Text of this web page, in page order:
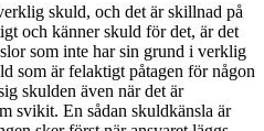
skuld, och det är skillnad på
och känner skuld för det, är det
som inte har sin grund i verklig
som är felaktigt påtagen för någon
skulden även när det är
svikit. En sådan skuldkänsla är